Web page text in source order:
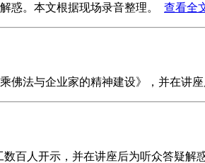
惑。本文根据现场录音整理。 查看全
佛法与企业家的精神建设》，并在讲
百人开示，并在讲座后为听众答疑解